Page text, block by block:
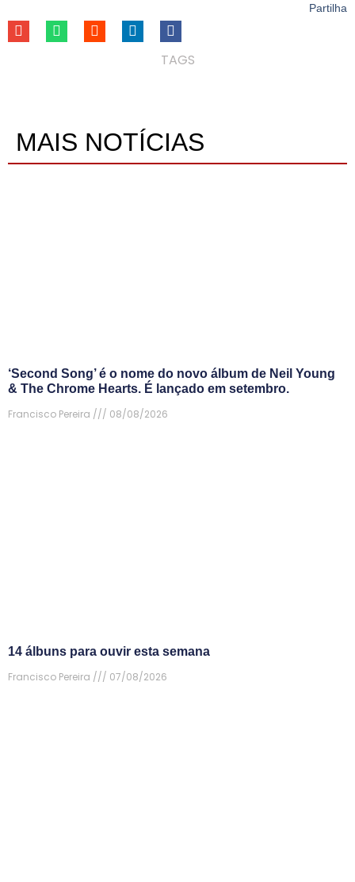
Partilha
TAGS
MAIS NOTÍCIAS
‘Second Song’ é o nome do novo álbum de Neil Young
& The Chrome Hearts. É lançado em setembro.
Francisco Pereira
08/08/2026
14 álbuns para ouvir esta semana
Francisco Pereira
07/08/2026